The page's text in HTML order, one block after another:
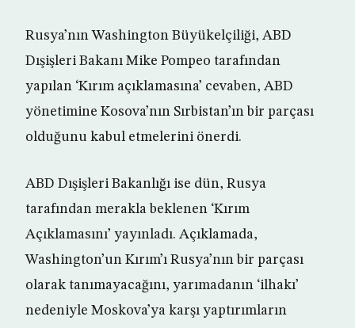
Rusya’nın Washington Büyükelçiliği, ABD
Dışişleri Bakanı Mike Pompeo tarafından
yapılan ‘Kırım açıklamasına’ cevaben, ABD
yönetimine Kosova’nın Sırbistan’ın bir parçası
olduğunu kabul etmelerini önerdi.
ABD Dışişleri Bakanlığı ise dün, Rusya
tarafından merakla beklenen ‘Kırım
Açıklamasını’ yayınladı. Açıklamada,
Washington’un Kırım’ı Rusya’nın bir parçası
olarak tanımayacağını, yarımadanın ‘ilhakı’
nedeniyle Moskova’ya karşı yaptırımların